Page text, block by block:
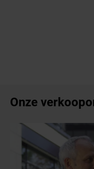
Onze